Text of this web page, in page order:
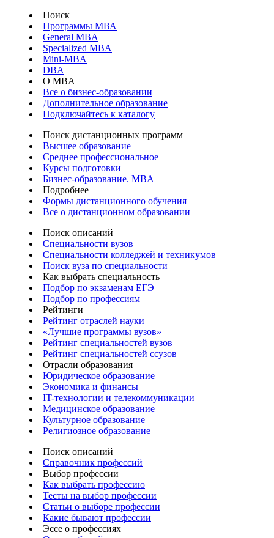
Поиск
Программы МВА
General MBA
Specialized MBA
Mini-MBA
DBA
О MBA
Все о бизнес-образовании
Дополнительное образование
Подключайтесь к каталогу
Поиск дистанционных программ
Высшее образование
Среднее профессиональное
Курсы подготовки
Бизнес-образование. MBA
Подробнее
Формы дистанционного обучения
Все о дистанционном образовании
Поиск описаний
Специальности вузов
Специальности колледжей и техникумов
Поиск вуза по специальности
Как выбрать специальность
Подбор по экзаменам ЕГЭ
Подбор по профессиям
Рейтинги
Рейтинг отраслей науки
«Лучшие программы вузов»
Рейтинг специальностей вузов
Рейтинг специальностей ссузов
Отрасли образования
Юридическое образование
Экономика и финансы
IT-технологии и телекоммуникации
Медицинское образование
Культурное образование
Религиозное образование
Поиск описаний
Справочник профессий
Выбор профессии
Как выбрать профессию
Тесты на выбор профессии
Статьи о выборе профессии
Какие бывают профессии
Эссе о профессиях